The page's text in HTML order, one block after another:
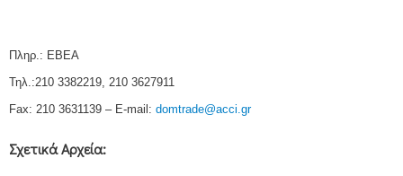
Πληρ.: ΕΒΕΑ
Τηλ.:210 3382219, 210 3627911
Fax: 210 3631139 – E-mail: domtrade@acci.gr
Σχετικά Αρχεία: